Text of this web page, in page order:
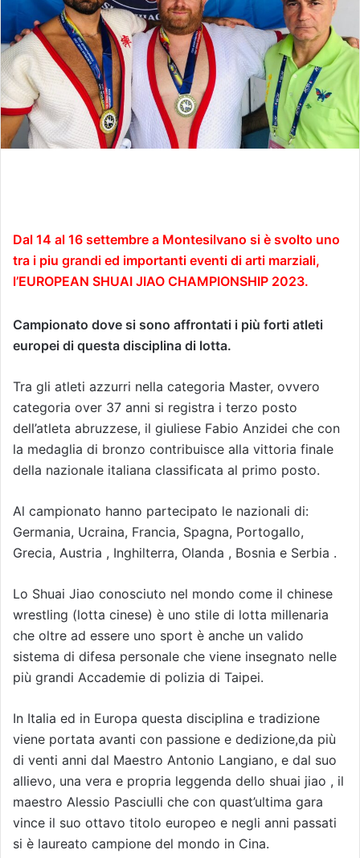
a
i
Dal 14 al 16 settembre a Montesilvano si è svolto uno
tra i piu grandi ed importanti eventi di arti marziali,
l’EUROPEAN SHUAI JIAO CHAMPIONSHIP 2023.
Campionato dove si sono affrontati i più forti atleti
europei di questa disciplina di lotta.
Tra gli atleti azzurri nella categoria Master, ovvero
categoria over 37 anni si registra i terzo posto
dell’atleta abruzzese, il giuliese Fabio Anzidei che con
la medaglia di bronzo contribuisce alla vittoria finale
della nazionale italiana classificata al primo posto.
Al campionato hanno partecipato le nazionali di:
Germania, Ucraina, Francia, Spagna, Portogallo,
Grecia, Austria , Inghilterra, Olanda , Bosnia e Serbia .
Lo Shuai Jiao conosciuto nel mondo come il chinese
wrestling (lotta cinese) è uno stile di lotta millenaria
che oltre ad essere uno sport è anche un valido
sistema di difesa personale che viene insegnato nelle
più grandi Accademie di polizia di Taipei.
In Italia ed in Europa questa disciplina e tradizione
viene portata avanti con passione e dedizione,da più
di venti anni dal Maestro Antonio Langiano, e dal suo
allievo, una vera e propria leggenda dello shuai jiao , il
maestro Alessio Pasciulli che con quast’ultima gara
vince il suo ottavo titolo europeo e negli anni passati
si è laureato campione del mondo in Cina.